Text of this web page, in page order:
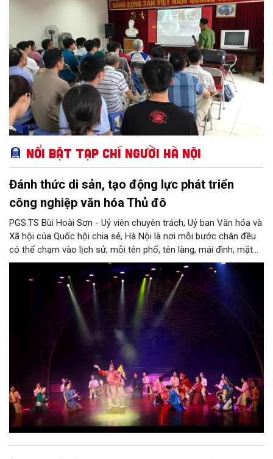
96A và 96B Định Công (phường Phương Liệt, thành phố Hà Nội)
tổ chức buổi tuyên truyền, phổ biến kiến thức và kỹ năng về
PCCC&CNCH.
Nổi bật Tạp chí Người Hà Nội
Đánh thức di sản, tạo động lực phát triển
công nghiệp văn hóa Thủ đô
PGS.TS Bùi Hoài Sơn - Uỷ viên chuyên trách, Uỷ ban Văn hóa và
Xã hội của Quốc hội chia sẻ, Hà Nội là nơi mỗi bước chân đều
có thể chạm vào lịch sử, mỗi tên phố, tên làng, mái đình, mặt
hồ, nếp nhà, câu hát, món ăn, làn điệu, nghề thủ công đều có
thể kể một câu chuyện về chiều sâu văn hiến của dân tộc.
Nhưng trong kỷ nguyên mới, câu hỏi đặt ra không chỉ Hà Nội có
bao nhiêu di sản, bao nhiêu văn nghệ sĩ, trí thức, không gian ký
ức, mà là làm thế nào để những giá trị ấy trở thành nguồn lực
phát triển, thành sức mạnh mềm, thành động lực sáng tạo,
thành năng lực cạnh tranh của Thủ đô.